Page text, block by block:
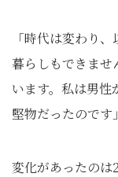
「時代は変わり
暮らしもできませ
います。私は男
堅物だったのです」
変化があったのは